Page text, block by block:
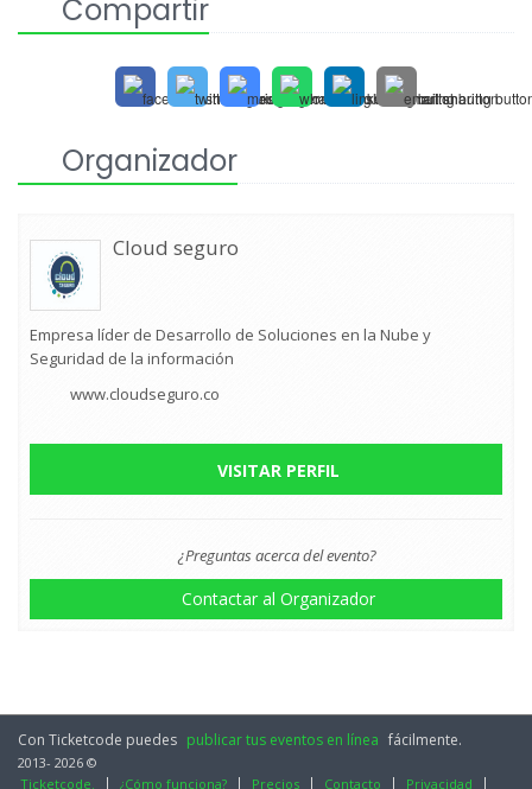
Compartir
Organizador
Cloud seguro
Empresa líder de Desarrollo de Soluciones en la Nube y
Seguridad de la información
www.cloudseguro.co
VISITAR PERFIL
¿Preguntas acerca del evento?
Contactar al Organizador
Con Ticketcode puedes publicar tus eventos en línea fácilmente.
2013- 2026 ©
Ticketcode.
¿Cómo funciona? Precios Contacto Privacidad